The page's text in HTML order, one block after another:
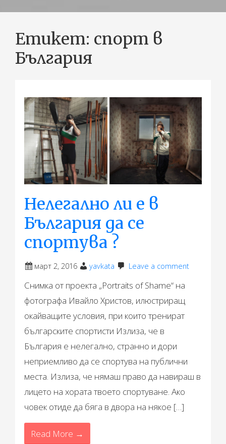
Етикет: спорт в
България
Нелегално ли е в
България да се
спортува ?
март 2, 2016 yavkata Leave a comment
Снимка от проекта „Portraits of Shame“ на
фотографа Ивайло Христов, илюстриращ
окайващите условия, при които тренират
българските спортисти Излиза, че в
България е нелегално, странно и дори
неприемливо да се спортува на публични
места. Излиза, че нямаш право да навираш в
лицето на хората твоето спортуване. Ако
човек отиде да бяга в двора на някое […]
Read More →